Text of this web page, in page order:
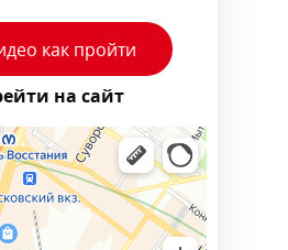
как пройти
на сайт